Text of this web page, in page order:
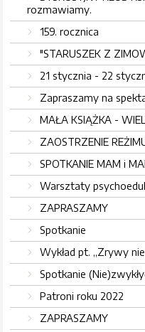
rozmawiamy.
159. rocznica
"STARUSZEK Z
21 stycznia - 22
Zapraszamy na
MAŁA KSIĄŻKA -
ZAOSTRZENIE
SPOTKANIE MAM i
Warsztaty
ZAPRASZAMY
Spotkanie
Wykład pt. „Zrywy
Spotkanie
Patroni roku 2022
ZAPRASZAMY